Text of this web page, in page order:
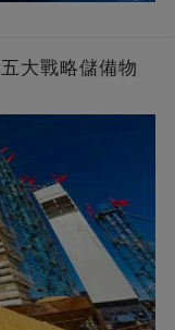
大戰略儲備物